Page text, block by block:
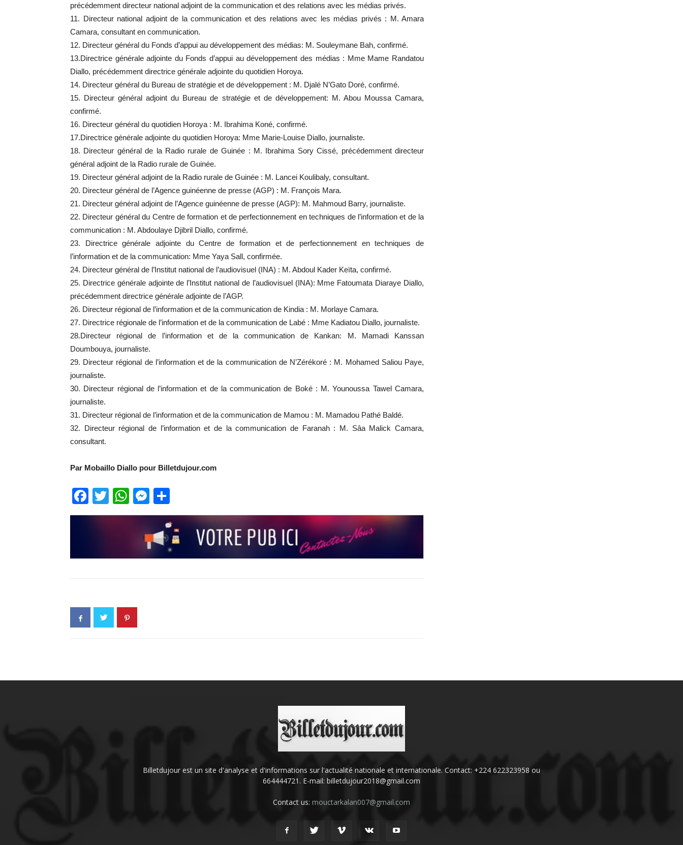
précédemment directeur national adjoint de la communication et des relations avec les médias privés.
11. Directeur national adjoint de la communication et des relations avec les médias privés : M. Amara
Camara, consultant en communication.
12. Directeur général du Fonds d’appui au développement des médias: M. Souleymane Bah, confirmé.
13.Directrice générale adjointe du Fonds d’appui au développement des médias : Mme Mame Randatou
Diallo, précédemment directrice générale adjointe du quotidien Horoya.
14. Directeur général du Bureau de stratégie et de développement : M. Djalé N’Gato Doré, confirmé.
15. Directeur général adjoint du Bureau de stratégie et de développement: M. Abou Moussa Camara,
confirmé.
16. Directeur général du quotidien Horoya : M. Ibrahima Koné, confirmé.
17.Directrice générale adjointe du quotidien Horoya: Mme Marie-Louise Diallo, journaliste.
18. Directeur général de la Radio rurale de Guinée : M. Ibrahima Sory Cissé, précédemment directeur
général adjoint de la Radio rurale de Guinée.
19. Directeur général adjoint de la Radio rurale de Guinée : M. Lancei Koulibaly, consultant.
20. Directeur général de l’Agence guinéenne de presse (AGP) : M. François Mara.
21. Directeur général adjoint de l’Agence guinéenne de presse (AGP): M. Mahmoud Barry, journaliste.
22. Directeur général du Centre de formation et de perfectionnement en techniques de l’information et de la
communication : M. Abdoulaye Djibril Diallo, confirmé.
23. Directrice générale adjointe du Centre de formation et de perfectionnement en techniques de
l’information et de la communication: Mme Yaya Sall, confirmée.
24. Directeur général de l’Institut national de l’audiovisuel (INA) : M. Abdoul Kader Keïta, confirmé.
25. Directrice générale adjointe de l’Institut national de l’audiovisuel (INA): Mme Fatoumata Diaraye Diallo,
précédemment directrice générale adjointe de l’AGP.
26. Directeur régional de l’information et de la communication de Kindia : M. Morlaye Camara.
27. Directrice régionale de l’information et de la communication de Labé : Mme Kadiatou Diallo, journaliste.
28.Directeur régional de l’information et de la communication de Kankan: M. Mamadi Kanssan
Doumbouya, journaliste.
29. Directeur régional de l’information et de la communication de N’Zérékoré : M. Mohamed Saliou Paye,
journaliste.
30. Directeur régional de l’information et de la communication de Boké : M. Younoussa Tawel Camara,
journaliste.
31. Directeur régional de l’information et de la communication de Mamou : M. Mamadou Pathé Baldé.
32. Directeur régional de l’information et de la communication de Faranah : M. Sâa Malick Camara,
consultant.
Par Mobaillo Diallo pour Billetdujour.com
Facebook
TwitterWhatsApp
Messenger
Billetdujour est un site d'analyse et d'informations sur l'actualité nationale et internationale. Contact: +224 622323958 ou
664444721. E-mail: billetdujour2018@gmail.com
Contact us: mouctarkalan007@gmail.com